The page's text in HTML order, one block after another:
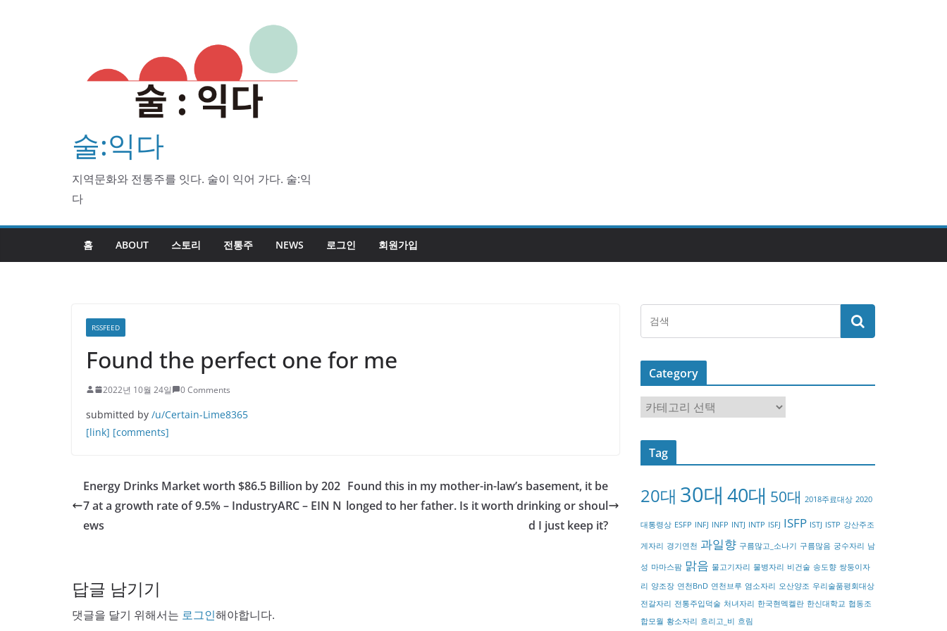
술:익다
지역문화와 전통주를 잇다. 술이 익어 가다. 술:익
다
홈 ABOUT 스토리 전통주 NEWS 로그인 회원가입
RSSFEED
Found the perfect one for me
2022년 10월 24일 0 Comments
submitted by /u/Certain-Lime8365
[link] [comments]
Energy Drinks Market worth $86.5 Billion by 202
7 at a growth rate of 9.5% – IndustryARC – EIN N
ews
Found this in my mother-in-law’s basement, it be
longed to her father. Is it worth drinking or shoul
d I just keep it?
답글 남기기
댓글을 달기 위해서는 로그인해야합니다.
Category
a
t
o
y
Tag
20대 30대 40대 50대 2018주료대상 2020
대통령상 ESFP INFJ INFP INTJ INTP ISFJ ISFP ISTJ ISTP 강산주조
게자리 경기연천 과일향 구름많고_소나기 구름많음 궁수자리 남
성 마마스팜 맑음 물고기자리 물병자리 비건술 송도향 쌍둥이자
리 양조장 연천BnD 연천브루 염소자리 오산양조 우리술품평회대상
전갈자리 전통주입덕술 처녀자리 한국현멕켈란 한신대학교 협동조
합모월 황소자리 흐리고_비 흐림